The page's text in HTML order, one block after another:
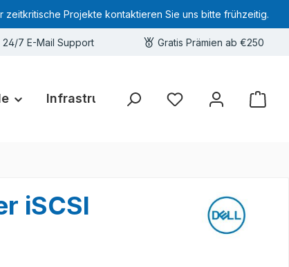
zeitkritische Projekte kontaktieren Sie uns bitte frühzeitig.
24/7 E-Mail Support Gratis Prämien ab €250
Infrastruktur Hardware-Deals
Sie haben 0 Produkte
iSCSI